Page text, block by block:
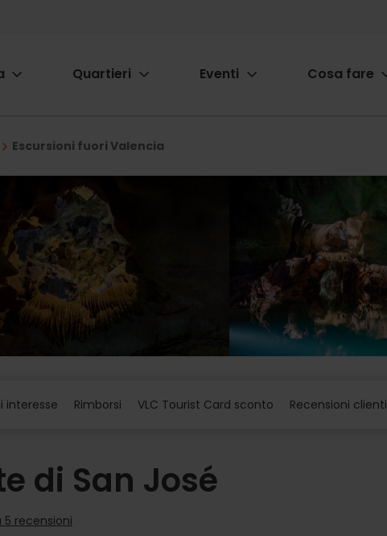
Quartieri Eventi Cosa fare
Escursioni fuori Valencia
interesse Rimborsi VLC Tourist Card sconto Recensioni clienti
di San José
5 recensioni